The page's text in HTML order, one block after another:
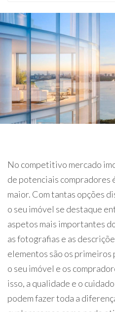
No competitivo mercado
de potenciais compradores
maior. Com tantas opções
o seu imóvel se destaque
aspetos mais importantes
as fotografias e as
elementos são os
o seu imóvel e os
isso, a qualidade e o
podem fazer toda a